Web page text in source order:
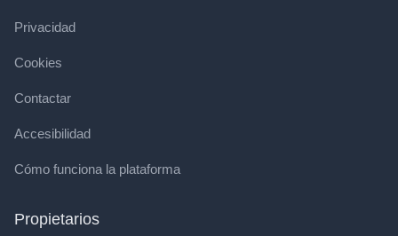
Privacidad
Cookies
Contactar
Accesibilidad
Cómo funciona la plataforma
Propietarios